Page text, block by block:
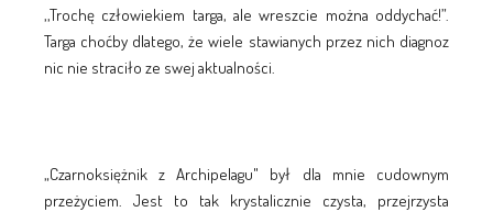
,,Trochę człowiekiem targa, ale wreszcie można oddychać!”.
Targa choćby dlatego, że wiele stawianych przez nich diagnoz
nic nie straciło ze swej aktualności.
„Czarnoksiężnik z Archipelagu" był dla mnie cudownym
przeżyciem. Jest to tak krystalicznie czysta, przejrzysta